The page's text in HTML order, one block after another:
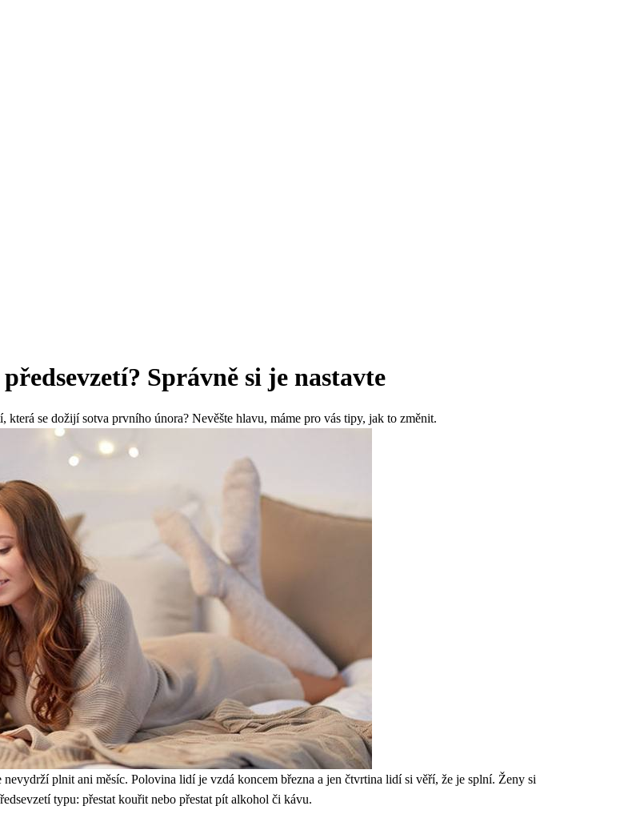
Správně si je nastavte
která se dožijí sotva prvního února? Nevěšte hlavu, máme pro vás tipy, jak to změnit.
plnit ani měsíc. Polovina lidí je vzdá koncem března a jen čtvrtina lidí si věří, že je splní. Ženy si
typu: přestat kouřit nebo přestat pít alkohol či kávu.